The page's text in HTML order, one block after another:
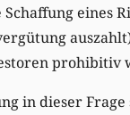
eines
prohibitiv
in dieser